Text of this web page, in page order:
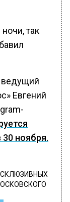
так
ведущий
Евгений
ноября.